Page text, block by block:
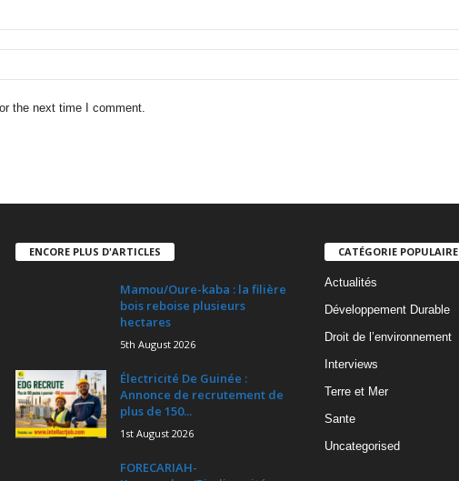
the next time I comment.
ENCORE PLUS D'ARTICLES
Mamou/Oure-kaba : la filière
bois reboise plusieurs
hectares
5th August 2026
Électricité De Guinée :
Annonce de recrutement de
plus de 150...
1st August 2026
FORECARIAH-
CATÉGORIE POPULAIRE
Actualités
Développement Durable
Droit de l’environnement
Interviews
Terre et Mer
Sante
Uncategorised